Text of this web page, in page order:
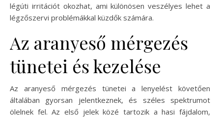
légúti irritációt okozhat, ami különösen veszélyes lehet a
légzőszervi problémákkal küzdők számára.
Az aranyeső mérgezés
tünetei és kezelése
Az aranyeső mérgezés tünetei a lenyelést követően
általában gyorsan jelentkeznek, és széles spektrumot
ölelnek fel. Az első jelek közé tartozik a hasi fájdalom,